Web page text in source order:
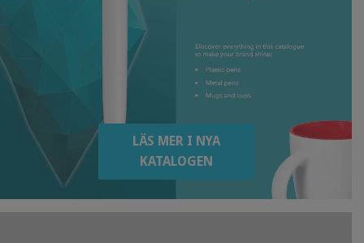
LÄS MER I NYA
KATALOGEN